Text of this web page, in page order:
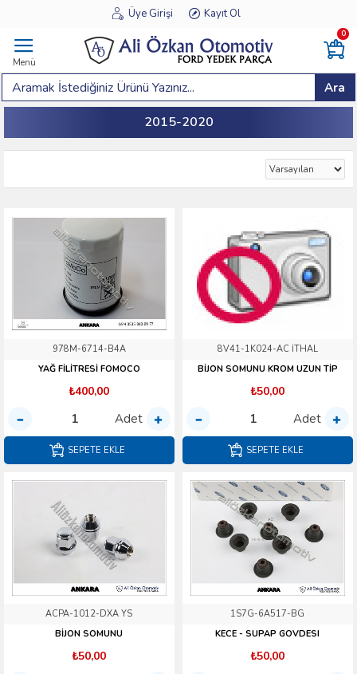
Üye Girişi Kayıt Ol
Menü
0
Ara
2015-2020
978M-6714-B4A
YAĞ FİLİTRESİ FOMOCO
₺400,00
Adet
SEPETE EKLE
8V41-1K024-AC İTHAL
BİJON SOMUNU KROM UZUN TİP
₺50,00
Adet
SEPETE EKLE
ACPA-1012-DXA YS
BİJON SOMUNU
₺50,00
1S7G-6A517-BG
KECE - SUPAP GOVDESI
₺50,00